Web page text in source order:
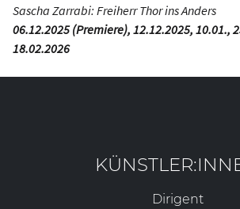
Sascha Zarrabi: Freiherr Thor ins Anders
06.12.2025 (Premiere), 12.12.2025, 10.01.,
18.02.2026
Dirigent